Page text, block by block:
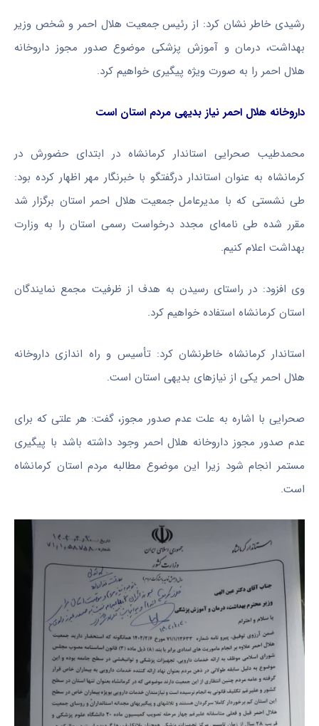
رشیدی خاطر نشان کرد: از رئیس جمعیت هلال احمر و شخص وزیر
بهداشت، درمان و آموزش پزشکی موضوع صدور مجوز داروخانه
هلال احمر را به صورت ویژه پیگیری خواهیم کرد.‌
داروخانه هلال احمر نیاز بدیهی مردم استان است
محمدطیب صحرایی استاندار کرمانشاه در ابتدای حضورش در
کرمانشاه به عنوان استانداردرگفتگو با خبرنگار مهر اظهار کرده بود:
طی نشستی که با مدیرعامل جمعیت هلال احمر استان برگزار شد
مقرر شده طی نامه‌ای مجدد درخواست رسمی استان را به وزارت
بهداشت اعلام کنیم.
وی افزود: در راستای رسیدن به هدف از ظرفیت مجمع نمایندگان
استان کرمانشاه استفاده خواهیم کرد.
استاندار کرمانشاه خاطرنشان کرد: تأسیس و راه اندازی داروخانه
هلال احمر یکی از نیازهای بدیهی استان است.
صحرایی با اشاره به علت عدم صدور مجوز، گفت: هر علتی که برای
عدم صدور مجوز داروخانه هلال احمر وجود داشته باشد با پیگیری
مستمر انجام شود زیرا این موضوع مطالبه مردم استان کرمانشاه
است.‌